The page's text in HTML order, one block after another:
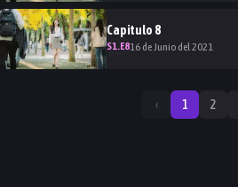
Capitulo 8
S1.E816 de Junio del 2021
‹ 1 2